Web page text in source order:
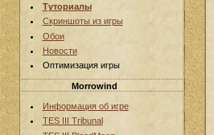
Туториалы
Скриншоты из игры
Обои
Новости
Оптимизация игры
Morrowind
Информация об игре
TES III Tribunal